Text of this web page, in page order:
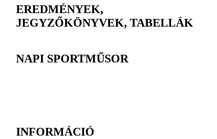
EREDMÉNYEK,
JEGYZŐKÖNYVEK, TABELLÁK
NAPI SPORTMŰSOR
INFORMÁCIÓ